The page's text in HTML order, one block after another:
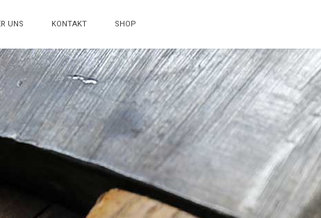
UNS KONTAKT SHOP